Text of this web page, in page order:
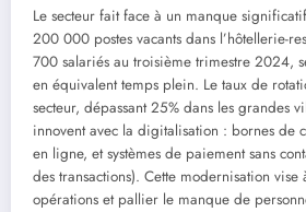
Le secteur fait face à un manque
200 000 postes vacants dans l’hôtellerie-
700 salariés au troisième trimestre 2024,
en équivalent temps plein. Le taux de
secteur, dépassant 25% dans les grandes
innovent avec la digitalisation : bornes de
en ligne, et systèmes de paiement sans
des transactions). Cette modernisation
opérations et pallier le manque de